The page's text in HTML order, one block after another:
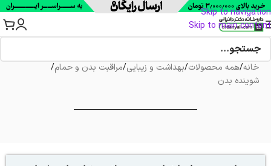
Skip to navigation
Skip to main content
خانه/همه محصولات/بهداشت و زیبایی/مراقبت بدن و حمام/
شوینده بدن